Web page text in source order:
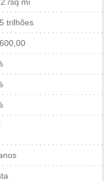
/sq mi
trilhões